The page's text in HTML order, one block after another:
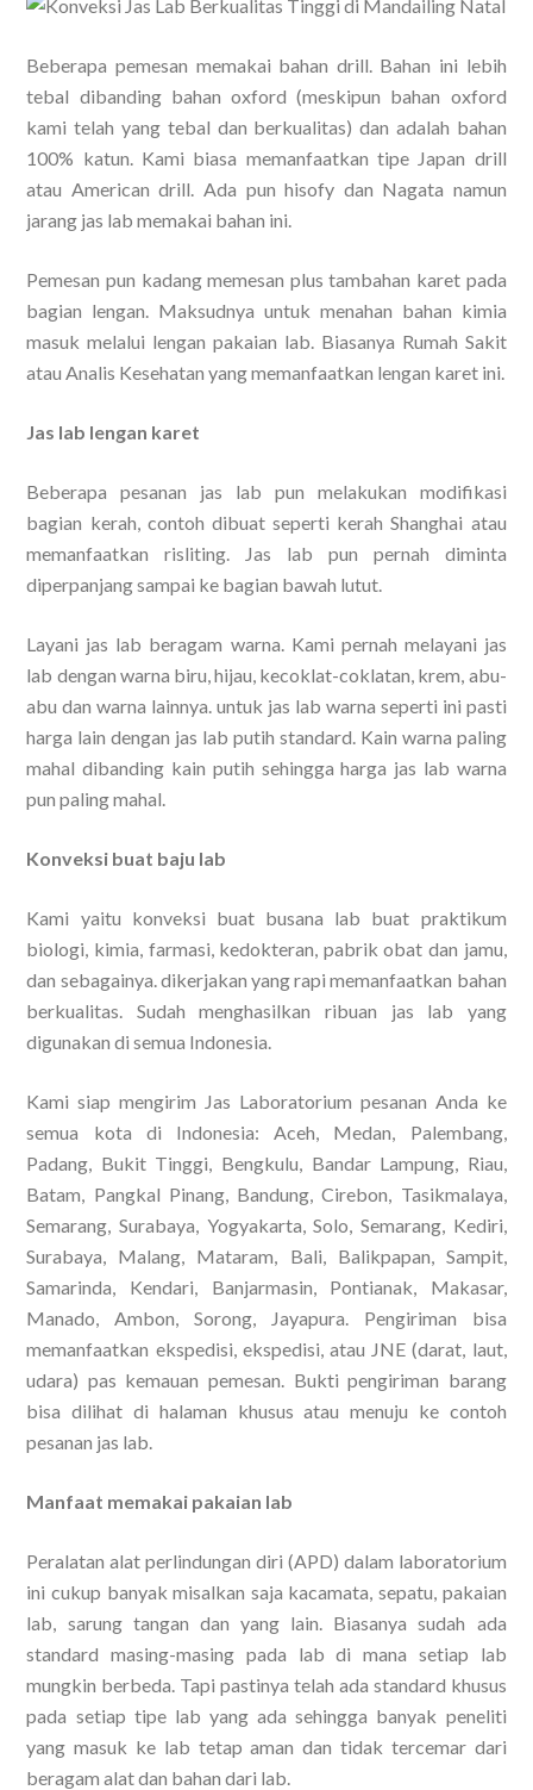
Beberapa pemesan memakai bahan drill. Bahan ini lebih
tebal dibanding bahan oxford (meskipun bahan oxford
kami telah yang tebal dan berkualitas) dan adalah bahan
100% katun. Kami biasa memanfaatkan tipe Japan drill
atau American drill. Ada pun hisofy dan Nagata namun
jarang jas lab memakai bahan ini.
Pemesan pun kadang memesan plus tambahan karet pada
bagian lengan. Maksudnya untuk menahan bahan kimia
masuk melalui lengan pakaian lab. Biasanya Rumah Sakit
atau Analis Kesehatan yang memanfaatkan lengan karet ini.
Jas lab lengan karet
Beberapa pesanan jas lab pun melakukan modifikasi
bagian kerah, contoh dibuat seperti kerah Shanghai atau
memanfaatkan risliting. Jas lab pun pernah diminta
diperpanjang sampai ke bagian bawah lutut.
Layani jas lab beragam warna. Kami pernah melayani jas
lab dengan warna biru, hijau, kecoklat-coklatan, krem, abu-
abu dan warna lainnya. untuk jas lab warna seperti ini pasti
harga lain dengan jas lab putih standard. Kain warna paling
mahal dibanding kain putih sehingga harga jas lab warna
pun paling mahal.
Konveksi buat baju lab
Kami yaitu konveksi buat busana lab buat praktikum
biologi, kimia, farmasi, kedokteran, pabrik obat dan jamu,
dan sebagainya. dikerjakan yang rapi memanfaatkan bahan
berkualitas. Sudah menghasilkan ribuan jas lab yang
digunakan di semua Indonesia.
Kami siap mengirim Jas Laboratorium pesanan Anda ke
semua kota di Indonesia: Aceh, Medan, Palembang,
Padang, Bukit Tinggi, Bengkulu, Bandar Lampung, Riau,
Batam, Pangkal Pinang, Bandung, Cirebon, Tasikmalaya,
Semarang, Surabaya, Yogyakarta, Solo, Semarang, Kediri,
Surabaya, Malang, Mataram, Bali, Balikpapan, Sampit,
Samarinda, Kendari, Banjarmasin, Pontianak, Makasar,
Manado, Ambon, Sorong, Jayapura. Pengiriman bisa
memanfaatkan ekspedisi, ekspedisi, atau JNE (darat, laut,
udara) pas kemauan pemesan. Bukti pengiriman barang
bisa dilihat di halaman khusus atau menuju ke contoh
pesanan jas lab.
Manfaat memakai pakaian lab
Peralatan alat perlindungan diri (APD) dalam laboratorium
ini cukup banyak misalkan saja kacamata, sepatu, pakaian
lab, sarung tangan dan yang lain. Biasanya sudah ada
standard masing-masing pada lab di mana setiap lab
mungkin berbeda. Tapi pastinya telah ada standard khusus
pada setiap tipe lab yang ada sehingga banyak peneliti
yang masuk ke lab tetap aman dan tidak tercemar dari
beragam alat dan bahan dari lab.